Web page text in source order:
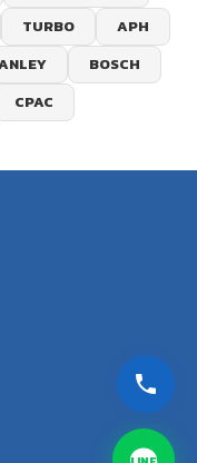
TURBO
APH
BOSCH
CPAC